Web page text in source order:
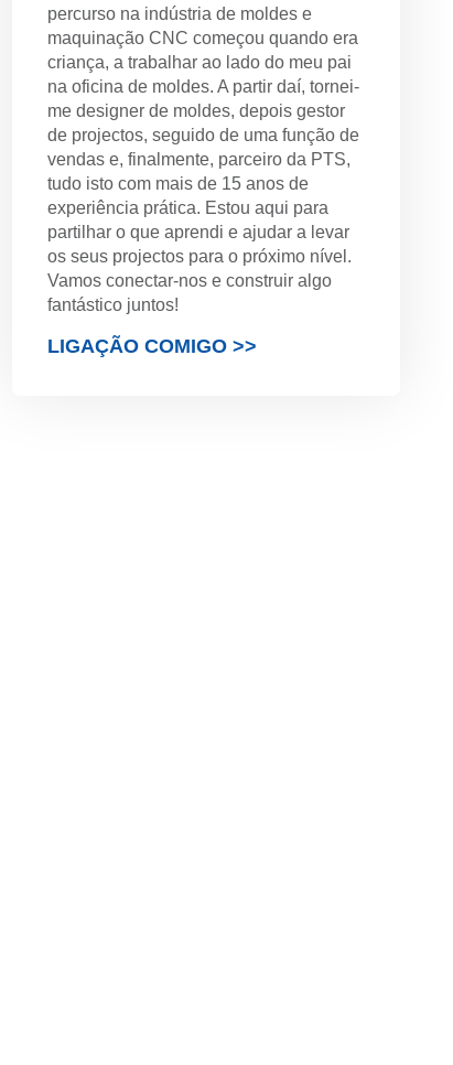
percurso na indústria de moldes e
maquinação CNC começou quando era
criança, a trabalhar ao lado do meu pai
na oficina de moldes. A partir daí, tornei-
me designer de moldes, depois gestor
de projectos, seguido de uma função de
vendas e, finalmente, parceiro da PTS,
tudo isto com mais de 15 anos de
experiência prática. Estou aqui para
partilhar o que aprendi e ajudar a levar
os seus projectos para o próximo nível.
Vamos conectar-nos e construir algo
fantástico juntos!
LIGAÇÃO COMIGO >>